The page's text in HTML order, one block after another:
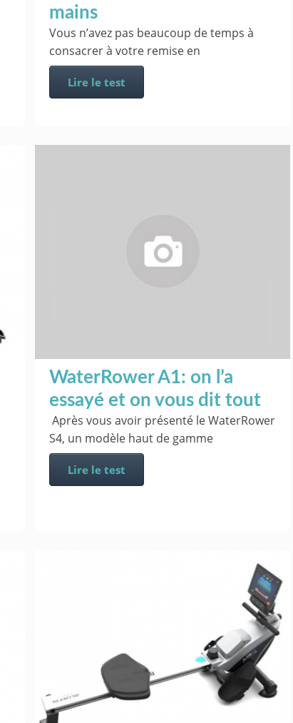
mains
Vous n’avez pas beaucoup de temps à
consacrer à votre remise en
Lire le test
WaterRower A1: on l’a
essayé et on vous dit tout
Après vous avoir présenté le WaterRower
S4, un modèle haut de gamme
Lire le test